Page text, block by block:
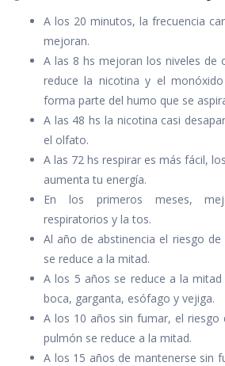
A los 20 minutos, la frecuencia
mejoran.
A las 8 hs mejoran los niveles de
reduce la nicotina y el
forma parte del humo que se
A las 48 hs la nicotina casi
el olfato.
A las 72 hs respirar es más fácil,
aumenta tu energía.
En los primeros meses,
respiratorios y la tos.
Al año de abstinencia el riesgo
se reduce a la mitad.
A los 5 años se reduce a la
boca, garganta, esófago y vejiga.
A los 10 años sin fumar, el riesgo
pulmón se reduce a la mitad.
A los 15 años de mantenerse sin